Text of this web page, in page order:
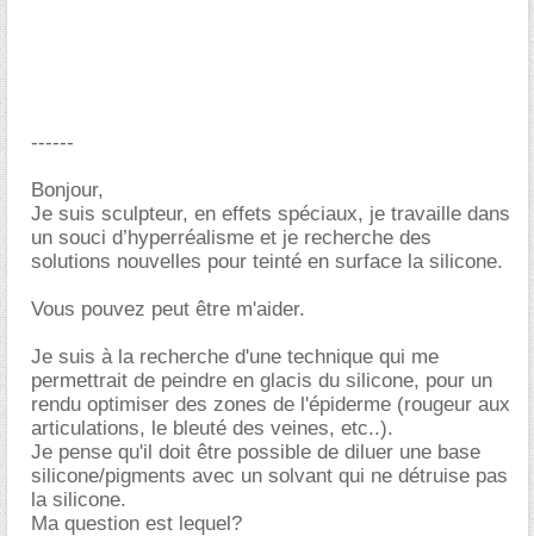
------
Bonjour,
Je suis sculpteur, en effets spéciaux, je travaille dans
un souci d’hyperréalisme et je recherche des
solutions nouvelles pour teinté en surface la silicone.
Vous pouvez peut être m'aider.
Je suis à la recherche d'une technique qui me
permettrait de peindre en glacis du silicone, pour un
rendu optimiser des zones de l'épiderme (rougeur aux
articulations, le bleuté des veines, etc..).
Je pense qu'il doit être possible de diluer une base
silicone/pigments avec un solvant qui ne détruise pas
la silicone.
Ma question est lequel?